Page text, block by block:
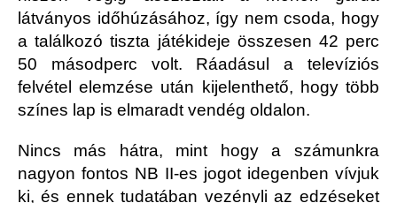
látványos időhúzásához, így nem csoda, hogy
a találkozó tiszta játékideje összesen 42 perc
50 másodperc volt. Ráadásul a televíziós
felvétel elemzése után kijelenthető, hogy több
színes lap is elmaradt vendég oldalon.
Nincs más hátra, mint hogy a számunkra
nagyon fontos NB II-es jogot idegenben vívjuk
ki, és ennek tudatában vezényli az edzéseket